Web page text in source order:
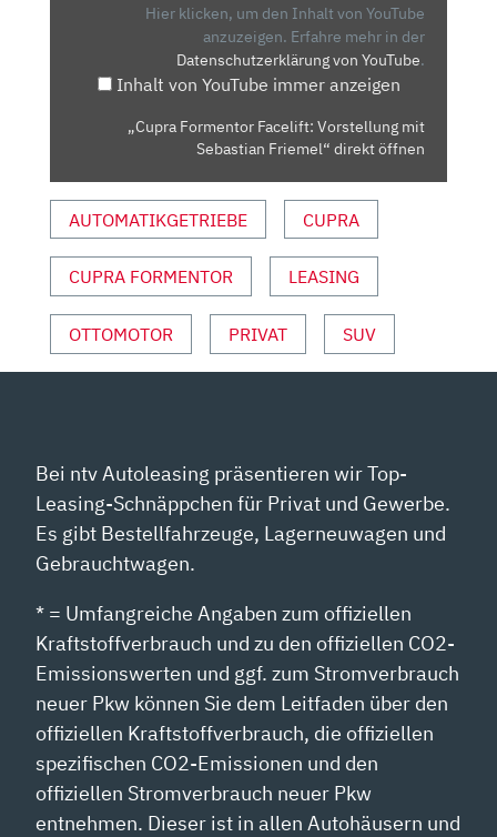
Hier klicken, um den Inhalt von YouTube
anzuzeigen. Erfahre mehr in der
Datenschutzerklärung von YouTube.
Inhalt von YouTube immer anzeigen
„Cupra Formentor Facelift: Vorstellung mit
Sebastian Friemel“ direkt öffnen
AUTOMATIKGETRIEBE CUPRA
CUPRA FORMENTOR LEASING
OTTOMOTOR PRIVAT SUV
Bei ntv Autoleasing präsentieren wir Top-
Leasing-Schnäppchen für Privat und Gewerbe.
Es gibt Bestellfahrzeuge, Lagerneuwagen und
Gebrauchtwagen.
* = Umfangreiche Angaben zum offiziellen
Kraftstoffverbrauch und zu den offiziellen CO2-
Emissionswerten und ggf. zum Stromverbrauch
neuer Pkw können Sie dem Leitfaden über den
offiziellen Kraftstoffverbrauch, die offiziellen
spezifischen CO2-Emissionen und den
offiziellen Stromverbrauch neuer Pkw
entnehmen. Dieser ist in allen Autohäusern und